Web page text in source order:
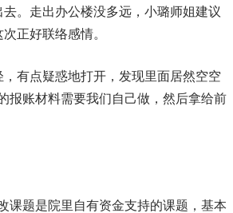
。走出办公楼没多远，小璐师姐建议
正好联络感情。
有点疑惑地打开，发现里面居然空空
报账材料需要我们自己做，然后拿给前
课题是院里自有资金支持的课题，基本